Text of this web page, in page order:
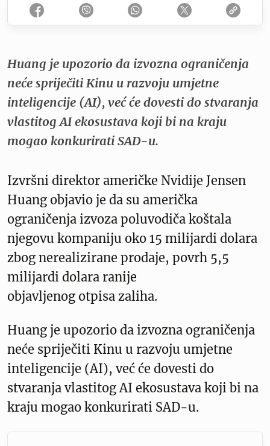
Huang je upozorio da izvozna ograničenja
neće spriječiti Kinu u razvoju umjetne
inteligencije (AI), već će dovesti do stvaranja
vlastitog AI ekosustava koji bi na kraju
mogao konkurirati SAD-u.
Izvršni direktor američke Nvidije Jensen
Huang objavio je da su američka
ograničenja izvoza poluvodiča koštala
njegovu kompaniju oko 15 milijardi dolara
zbog nerealizirane prodaje, povrh 5,5
milijardi dolara ranije
objavljenog otpisa zaliha.
Huang je upozorio da izvozna ograničenja
neće spriječiti Kinu u razvoju umjetne
inteligencije (AI), već će dovesti do
stvaranja vlastitog AI ekosustava koji bi na
kraju mogao konkurirati SAD-u.